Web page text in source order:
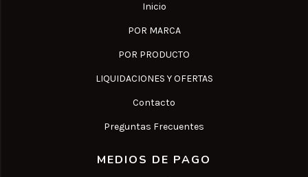
Inicio
POR MARCA
POR PRODUCTO
LIQUIDACIONES Y OFERTAS
Contacto
Preguntas Frecuentes
MEDIOS DE PAGO